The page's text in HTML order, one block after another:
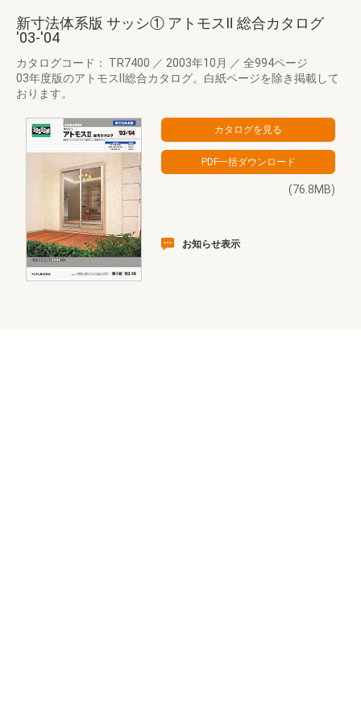
新寸法体系版 サッシ① アトモスⅡ 総合カタログ
'03-'04
カタログコード： TR7400 ／ 2003年10月 ／ 全994ページ
03年度版のアトモスⅡ総合カタログ。白紙ページを除き掲載して
おります。
(76.8MB)
お知らせ表示